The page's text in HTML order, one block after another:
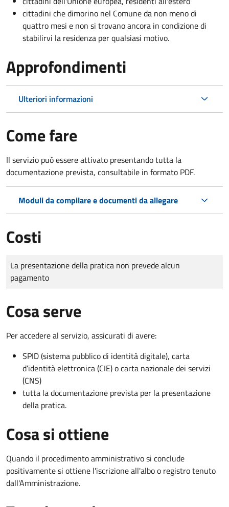
cittadini che dimorino nel Comune da non meno di
quattro mesi e non si trovano ancora in condizione di
stabilirvi la residenza per qualsiasi motivo.
Approfondimenti
Ulteriori informazioni
Come fare
Il servizio può essere attivato presentando tutta la
documentazione prevista, consultabile in formato PDF.
Moduli da compilare e documenti da allegare
Costi
Tipo di pagamento
Importo
La presentazione della pratica non prevede alcun
pagamento
Cosa serve
Per accedere al servizio, assicurati di avere:
SPID (sistema pubblico di identità digitale), carta
d’identità elettronica (CIE) o carta nazionale dei servizi
(CNS)
tutta la documentazione prevista per la presentazione
della pratica.
Cosa si ottiene
Quando il procedimento amministrativo si conclude
positivamente si ottiene l'iscrizione all'albo o registro tenuto
dall'Amministrazione.